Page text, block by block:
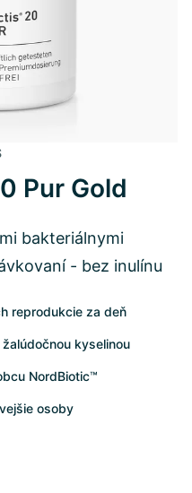
Pur Gold
bakteriálnymi
- bez inulínu
reprodukcie za deň
kyselinou
NordBiotic™
osoby